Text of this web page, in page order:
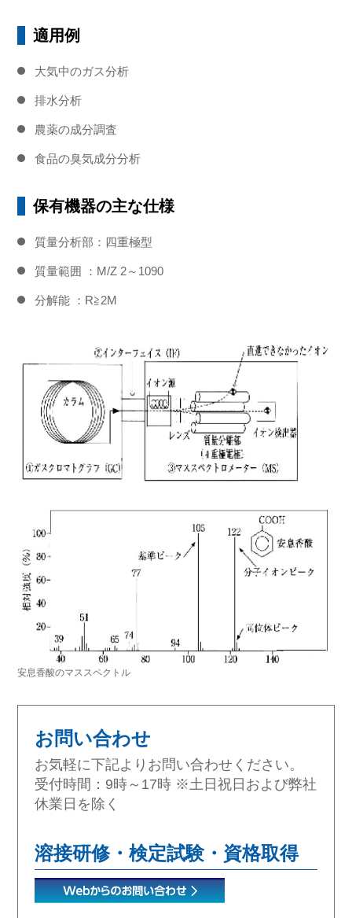
適用例
大気中のガス分析
排水分析
農薬の成分調査
食品の臭気成分分析
保有機器の主な仕様
質量分析部：四重極型
質量範囲 ：M/Z 2～1090
分解能 ：R≧2M
安息香酸のマススペクトル
お問い合わせ
お気軽に下記よりお問い合わせください。
受付時間：9時～17時 ※土日祝日および弊社
休業日を除く
溶接研修・検定試験・資格取得